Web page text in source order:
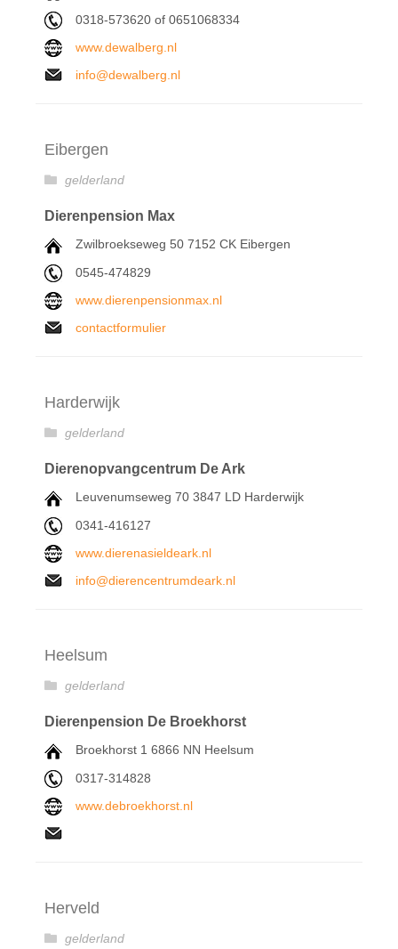
0318-573620 of 0651068334
www.dewalberg.nl
info@dewalberg.nl
Eibergen
gelderland
Dierenpension Max
Zwilbroekseweg 50 7152 CK Eibergen
0545-474829
www.dierenpensionmax.nl
contactformulier
Harderwijk
gelderland
Dierenopvangcentrum De Ark
Leuvenumseweg 70 3847 LD Harderwijk
0341-416127
www.dierenasieldeark.nl
info@dierencentrumdeark.nl
Heelsum
gelderland
Dierenpension De Broekhorst
Broekhorst 1 6866 NN Heelsum
0317-314828
www.debroekhorst.nl
Herveld
gelderland